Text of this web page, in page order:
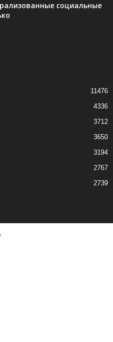
социальные
11476
4336
3712
3650
3194
2767
2739